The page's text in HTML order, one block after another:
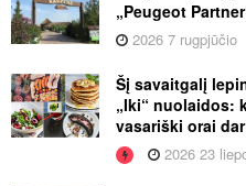
„Peugeot
2026 7 rugpjūčio
Šį savaitgalį
„Iki“ nuolaidos:
vasariški orai
2026 23